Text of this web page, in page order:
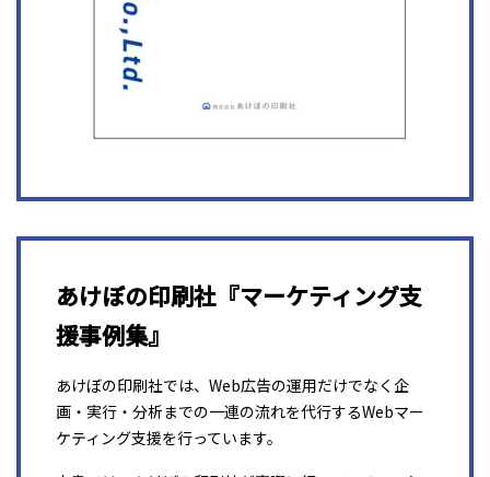
あけぼの印刷社『マーケティング支
援事例集』
あけぼの印刷社では、Web広告の運用だけでなく企
画・実行・分析までの一連の流れを代行するWebマー
ケティング支援を行っています。